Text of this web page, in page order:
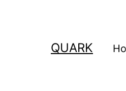
QUARK